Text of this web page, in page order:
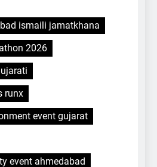
ismaili jamatkhana
2026
runx
event gujarat
event ahmedabad